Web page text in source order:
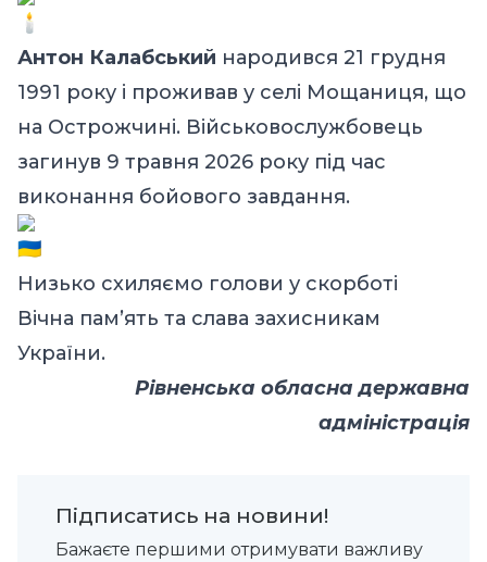
Антон Калабський народився 21 грудня
1991 року і проживав у селі Мощаниця, що
на Острожчині. Військовослужбовець
загинув 9 травня 2026 року під час
виконання бойового завдання.
Низько схиляємо голови у скорботі
Вічна пам’ять та слава захисникам
України.
Рівненська обласна державна
адміністрація
Підписатись на новини!
Бажаєте першими отримувати важливу